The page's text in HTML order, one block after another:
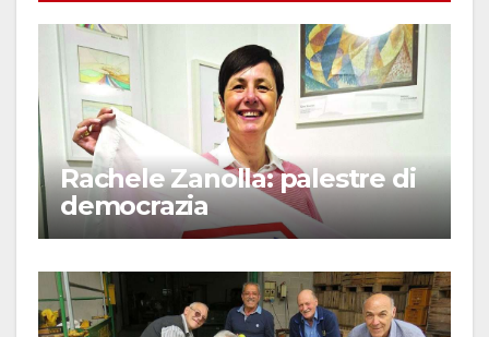
Rachele Zanolla: palestre di
democrazia